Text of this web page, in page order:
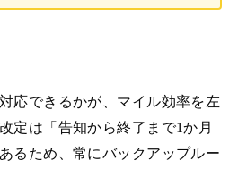
応できるかが、マイル効率を左
定は「告知から終了まで1か月
るため、常にバックアップルー